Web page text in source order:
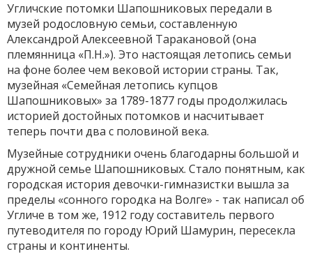
Угличские потомки Шапошниковых передали в
музей родословную семьи, составленную
Александрой Алексеевной Таракановой (она
племянница «П.Н.»). Это настоящая летопись семьи
на фоне более чем вековой истории страны. Так,
музейная «Семейная летопись купцов
Шапошниковых» за 1789-1877 годы продолжилась
историей достойных потомков и насчитывает
теперь почти два с половиной века.
Музейные сотрудники очень благодарны большой и
дружной семье Шапошниковых. Стало понятным, как
городская история девочки-гимназистки вышла за
пределы «сонного городка на Волге» - так написал об
Угличе в том же, 1912 году составитель первого
путеводителя по городу Юрий Шамурин, пересекла
страны и континенты.